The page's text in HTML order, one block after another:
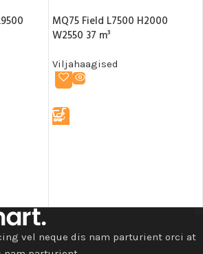
MQ75 Field L7500 H2000
W2550 37 m³
Viljahaagised
vel neque dis nam parturient orci at